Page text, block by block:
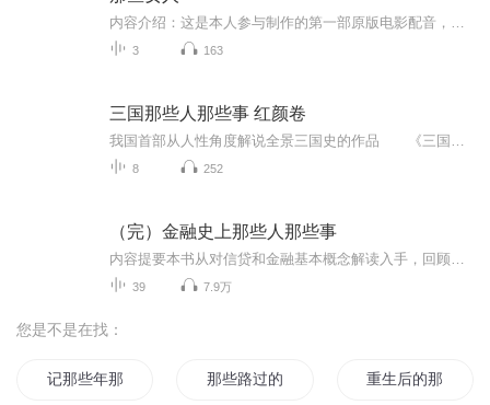
3 163
三国那些人那些事 红颜卷
8 252
（完）金融史上那些人那些事
39 7.9万
您是不是在找：
记那些年那些事 那些路过的青春 重生后的那些事